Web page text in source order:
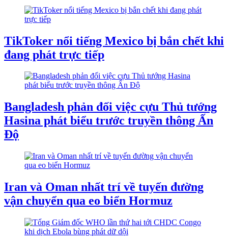
TikToker nổi tiếng Mexico bị bắn chết khi
đang phát trực tiếp
Bangladesh phản đối việc cựu Thủ tướng
Hasina phát biểu trước truyền thông Ấn
Độ
Iran và Oman nhất trí về tuyến đường
vận chuyển qua eo biển Hormuz